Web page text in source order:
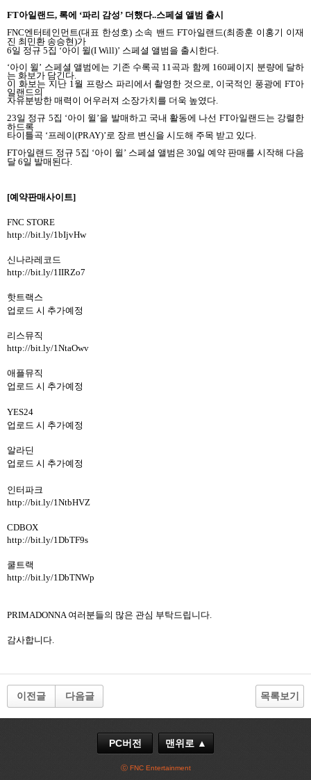
FT아일랜드, 록에 ‘파리 감성’ 더했다..스페셜 앨범 출시
FNC엔터테인먼트(대표 한성호) 소속 밴드 FT아일랜드(최종훈 이홍기 이재
진 최민환 송승현)가
6일 정규 5집 ‘아이 윌(I Will)’ 스페셜 앨범을 출시한다.
‘아이 윌’ 스페셜 앨범에는 기존 수록곡 11곡과 함께 160페이지 분량에 달하
는 화보가 담긴다.
이 화보는 지난 1월 프랑스 파리에서 촬영한 것으로, 이국적인 풍광에 FT아
일랜드의
자유분방한 매력이 어우러져 소장가치를 더욱 높였다.
23일 정규 5집 ‘아이 윌’을 발매하고 국내 활동에 나선 FT아일랜드는 강렬한
하드록
타이틀곡 ‘프레이(PRAY)’로 장르 변신을 시도해 주목 받고 있다.
FT아일랜드 정규 5집 ‘아이 윌’ 스페셜 앨범은 30일 예약 판매를 시작해 다음
달 6일 발매된다.
[예약판매사이트]
FNC STORE
http://bit.ly/1bIjvHw
신나라레코드
http://bit.ly/1IIRZo7
핫트랙스
업로드 시 추가예정
리스뮤직
http://bit.ly/1NtaOwv
애플뮤직
업로드 시 추가예정
YES24
업로드 시 추가예정
알라딘
업로드 시 추가예정
인터파크
http://bit.ly/1NtbHVZ
CDBOX
http://bit.ly/1DbTF9s
쿨트랙
http://bit.ly/1DbTNWp
PRIMADONNA 여러분들의 많은 관심 부탁드립니다.
감사합니다.
이전글 다음글 목록보기
PC버전 맨위로 ▲
ⓒ FNC Entertainment